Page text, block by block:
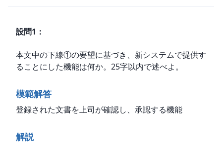
設問1 ：
本文中の下線①の要望に基づき、新システムで提供す
ることにした機能は何か。25字以内で述べよ。
模範解答
登録された文書を上司が確認し、承認する機能
解説